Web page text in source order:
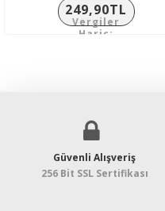
249,90TL
Vergiler
Hariç:
Güvenli Alışveriş
256 Bit SSL Sertifikası